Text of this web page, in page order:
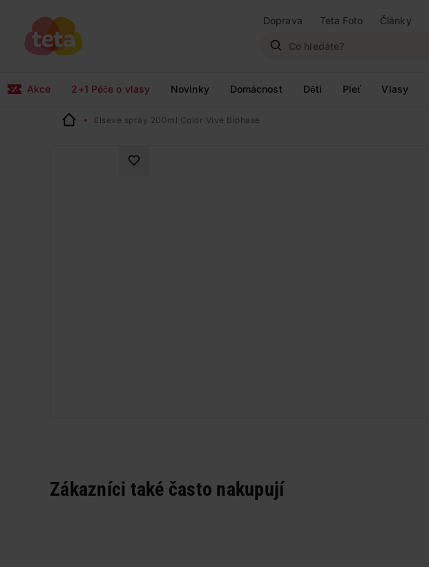
Doprava Teta Foto Články
Akce 2+1 Péče o vlasy Novinky Domácnost Děti Pleť Vlasy
Elseve spray 200ml Color Vive Biphase
Zákazníci také často nakupují